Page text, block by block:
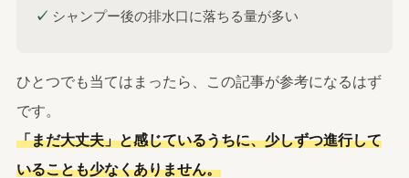
✓ シャンプー後の排水口に落ちる量が多い
ひとつでも当てはまったら、この記事が参考になるはず
です。
「まだ大丈夫」と感じているうちに、少しずつ進行して
いることも少なくありません。